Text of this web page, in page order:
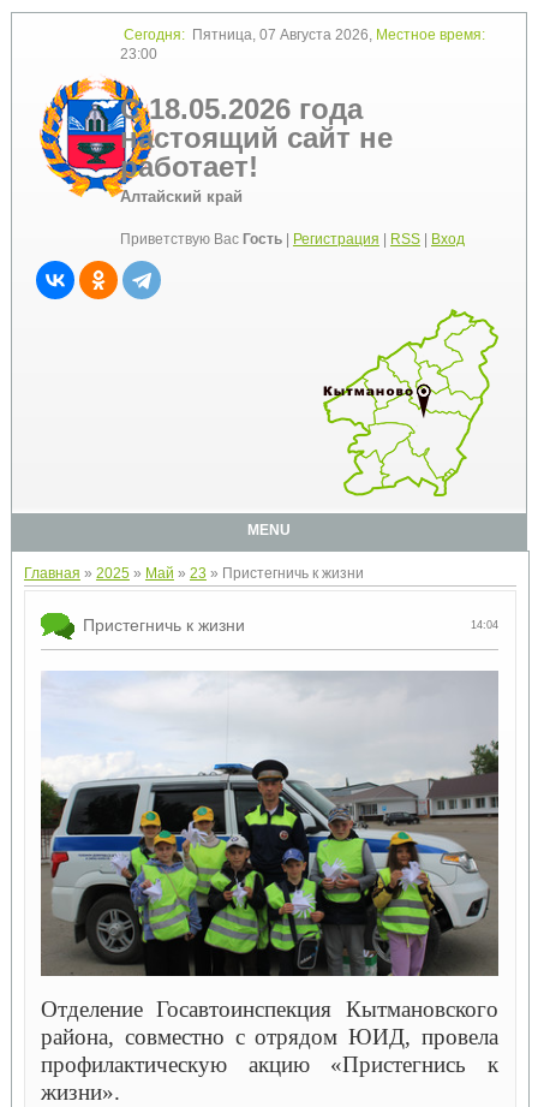
Сегодня:Пятница, 07 Августа 2026, Местное время:
23:00
С 18.05.2026 года
настоящий сайт не
работает!
Алтайский край
Приветствую Вас Гость| Регистрация RSS| Вход
MENU
Главная » 2025 » Май » 23 » Пристегничь к жизни
14:04
Пристегничь к жизни
Отделение Госавтоинспекция Кытмановского
района, совместно с отрядом ЮИД, провела
профилактическую акцию «Пристегнись к
жизни».